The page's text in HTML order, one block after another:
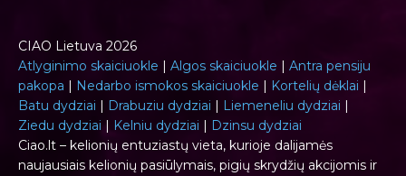
CIAO Lietuva 2026
Atlyginimo skaiciuokle | Algos skaiciuokle | Antra pensiju
pakopa | Nedarbo ismokos skaiciuokle | Kortelių dėklai |
Batu dydziai | Drabuziu dydziai | Liemeneliu dydziai |
Ziedu dydziai | Kelniu dydziai | Dzinsu dydziai
Ciao.lt – kelionių entuziastų vieta, kurioje dalijamės
naujausiais kelionių pasiūlymais, pigių skrydžių akcijomis ir